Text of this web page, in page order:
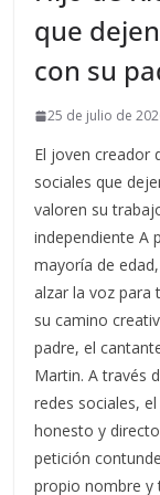
que
con su
25 de julio de
El joven creador
sociales que
valoren su
independiente A
mayoría de
alzar la voz para
su camino
padre, el
Martin. A través
redes sociales,
honesto y
petición
propio nombre y